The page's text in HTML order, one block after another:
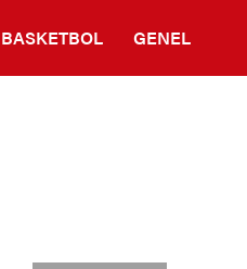
BASKETBOL GENEL